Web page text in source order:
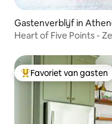
Gastenverblijf in
Heart of Five Points -
Topfavoriet van gasten
Favoriet van gasten